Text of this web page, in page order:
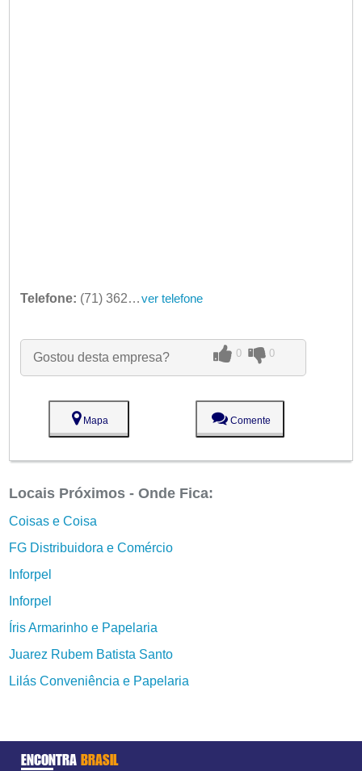
Telefone: (71) 3627-0837 ver telefone
Gostou desta empresa? 0 0
Mapa Comente
Locais Próximos - Onde Fica:
Coisas e Coisa
FG Distribuidora e Comércio
Inforpel
Inforpel
Íris Armarinho e Papelaria
Juarez Rubem Batista Santo
Lilás Conveniência e Papelaria
ENCONTRA BRASIL